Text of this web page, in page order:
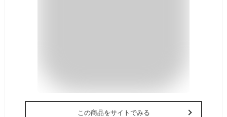
この商品をサイトでみる